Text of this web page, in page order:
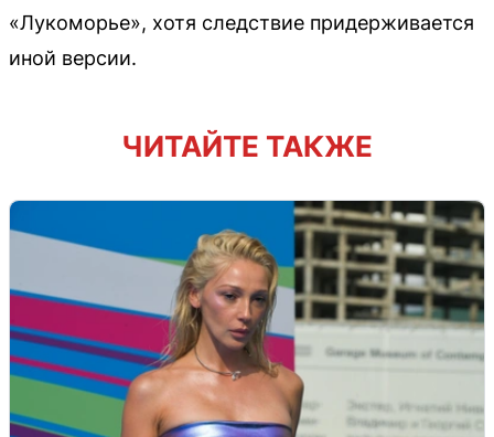
«Лукоморье», хотя следствие придерживается
иной версии.
ЧИТАЙТЕ ТАКЖЕ